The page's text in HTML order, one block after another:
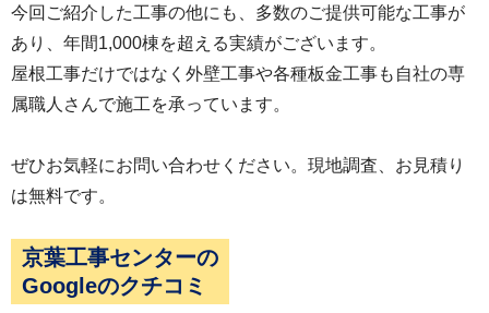
今回ご紹介した工事の他にも、多数のご提供可能な工事が
あり、年間1,000棟を超える実績がございます。
屋根工事だけではなく外壁工事や各種板金工事も自社の専
属職人さんで施工を承っています。
ぜひお気軽にお問い合わせください。現地調査、お見積り
は無料です。
京葉工事センターの
Googleのクチコミ